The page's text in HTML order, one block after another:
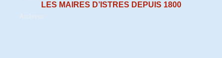
LES MAIRES D’ISTRES DEPUIS 1800